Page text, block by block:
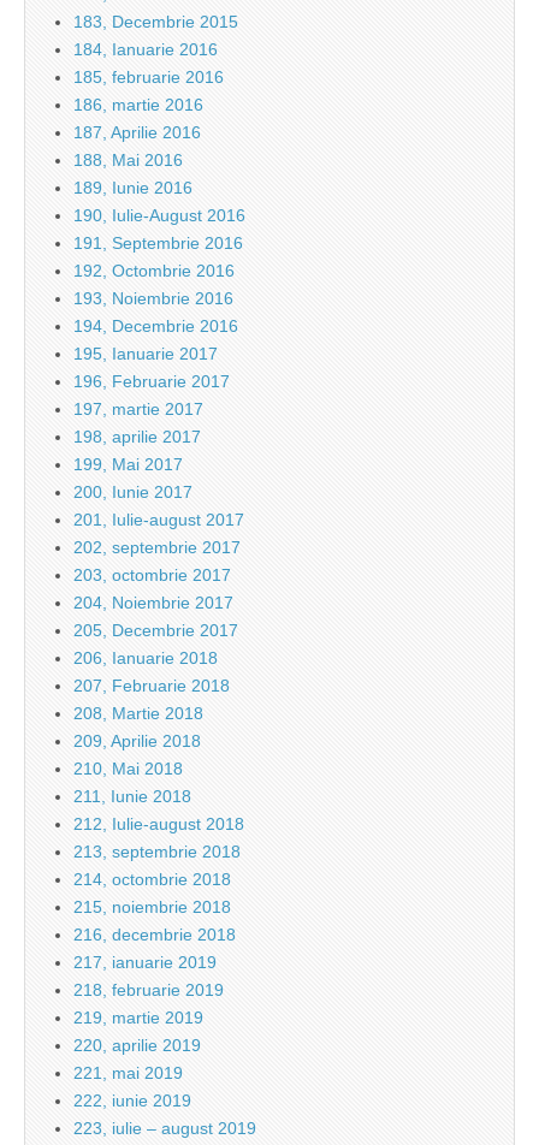
183, Decembrie 2015
184, Ianuarie 2016
185, februarie 2016
186, martie 2016
187, Aprilie 2016
188, Mai 2016
189, Iunie 2016
190, Iulie-August 2016
191, Septembrie 2016
192, Octombrie 2016
193, Noiembrie 2016
194, Decembrie 2016
195, Ianuarie 2017
196, Februarie 2017
197, martie 2017
198, aprilie 2017
199, Mai 2017
200, Iunie 2017
201, Iulie-august 2017
202, septembrie 2017
203, octombrie 2017
204, Noiembrie 2017
205, Decembrie 2017
206, Ianuarie 2018
207, Februarie 2018
208, Martie 2018
209, Aprilie 2018
210, Mai 2018
211, Iunie 2018
212, Iulie-august 2018
213, septembrie 2018
214, octombrie 2018
215, noiembrie 2018
216, decembrie 2018
217, ianuarie 2019
218, februarie 2019
219, martie 2019
220, aprilie 2019
221, mai 2019
222, iunie 2019
223, iulie – august 2019